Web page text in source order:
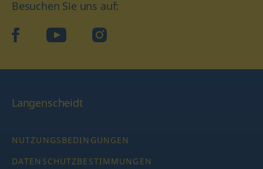
Besuchen Sie uns auf:
facebookYouTube Instagram
Langenscheidt
NUTZUNGSBEDINGUNGEN
DATENSCHUTZBESTIMMUNGEN